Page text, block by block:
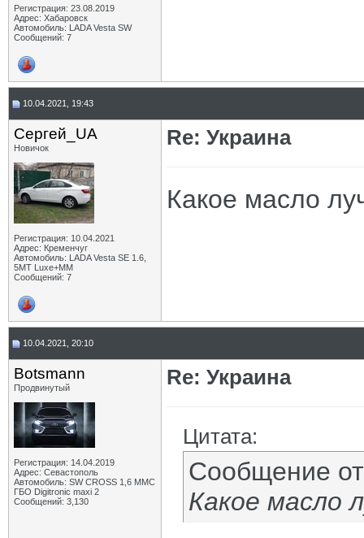
Регистрация: 23.08.2019
Адрес: Хабаровск
Автомобиль: LADA Vesta SW
Сообщений: 7
10.04.2021, 19:43
Сергей_UA
Новичок
Регистрация: 10.04.2021
Адрес: Кременчуг
Автомобиль: LADA Vesta SE 1.6,
5МТ Luxe+MM
Сообщений: 7
Re: Украина
Какое масло
10.04.2021, 20:10
Botsmann
Продвинутый
Регистрация: 14.04.2019
Адрес: Севастополь
Автомобиль: SW CROSS 1,6 ММС
ГБО Digitronic maxi 2
Сообщений: 3,130
Re: Украина
Цитата:
Сообщение
Какое масло